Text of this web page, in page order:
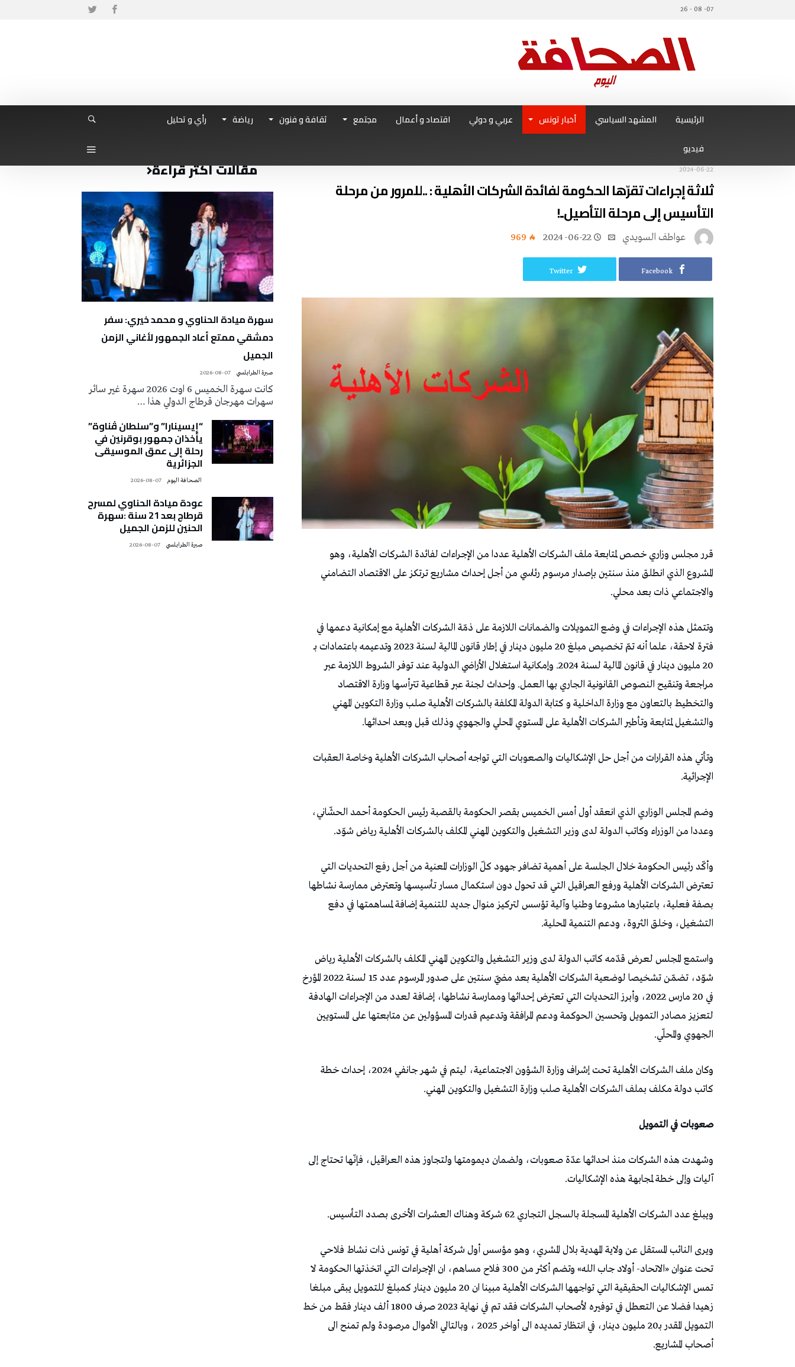
07- 08 - 26
الرئيسية المشهد السياسي أخبار تونس عربي و دولي اقتصاد و أعمال مجتمع ثقافة و فنون رياضة
رأي و تحليل
فيديو
2024-06-22
ثلاثة إجراءات تقرّها الحكومة لفائدة الشركات الأهلية : ..للمرور من مرحلة
التأسيس إلى مرحلة التأصيل..!
عواطف‭ ‬السويدي 2024-06-22
969
Facebook
Twitter
قرر مجلس وزاري خصص لمتابعة ملف الشركات الأهلية عددا من الإجراءات لفائدة الشركات الأهلية، وهو
المشروع الذي انطلق منذ سنتين بإصدار مرسوم رئاسي من أجل إحداث مشاريع ترتكز على الاقتصاد التضامني
والاجتماعي ذات بعد محلي.
وتتمثل هذه الإجراءات في وضع التمويلات والضمانات اللازمة على ذمّة الشركات الأهلية مع إمكانية دعمها في
فترة لاحقة، علما أنه تمّ تخصيص مبلغ 20 مليون دينار في إطار قانون المالية لسنة 2023 وتدعيمه باعتمادات بـ
20 مليون دينار في قانون المالية لسنة 2024. وإمكانية استغلال الأراضي الدولية عند توفر الشروط اللازمة عبر
مراجعة وتنقيح النصوص القانونية الجاري بها العمل. وإحداث لجنة عبر قطاعية تترأسها وزارة الاقتصاد
والتخطيط بالتعاون مع وزارة الداخلية و كتابة الدولة المكلفة بالشركات الأهلية صلب وزارة التكوين المهني
والتشغيل لمتابعة وتأطير الشركات الأهلية على المستوي المحلي والجهوي وذلك قبل وبعد احداثها.
وتأتي هذه القرارات من أجل حل الإشكاليات والصعوبات التي تواجه أصحاب الشركات الأهلية وخاصة العقبات
الإجرائية.
وضم المجلس الوزاري الذي انعقد أول أمس الخميس بقصر الحكومة بالقصبة رئيس الحكومة أحمد الحشّاني،
وعددا من الوزراء وكاتب الدولة لدى وزير التشغيل والتكوين المهني المكلف بالشركات الأهلية رياض شوّد.
وأكّد رئيس الحكومة خلال الجلسة على أهمية تضافر جهود كلّ الوزارات المعنية من أجل رفع التحديات التي
تعترض الشركات الأهلية ورفع العراقيل التي قد تحول دون استكمال مسار تأسيسها وتعترض ممارسة نشاطها
بصفة فعلية، باعتبارها مشروعا وطنيا وآلية تؤسس لتركيز منوال جديد للتنمية إضافة لمساهمتها في دفع
التشغيل، وخلق الثروة، ودعم التنمية المحلية.
واستمع المجلس لعرض قدّمه كاتب الدولة لدى وزير التشغيل والتكوين المهني المكلف بالشركات الأهلية رياض
شوّد، تضمّن تشخيصا لوضعية الشركات الأهلية بعد مضيّ سنتين على صدور المرسوم عدد 15 لسنة 2022 المؤرخ
في 20 مارس 2022، وأبرز التحديات التي تعترض إحداثها وممارسة نشاطها، إضافة لعدد من الإجراءات الهادفة
لتعزيز مصادر التمويل وتحسين الحوكمة ودعم المرافقة وتدعيم قدرات المسؤولين عن متابعتها على المستويين
الجهوي والمحلّي.
وكان ملف الشركات الأهلية تحت إشراف وزارة الشؤون الاجتماعية، ليتم في شهر جانفي 2024، إحداث خطة
كاتب دولة مكلف بملف الشركات الأهلية صلب وزارة التشغيل والتكوين المهني.
صعوبات في التمويل
وشهدت هذه الشركات منذ احداثها عدّة صعوبات، ولضمان ديمومتها ولتجاوز هذه العراقيل، فإنّها تحتاج إلى
آليات وإلى خطة لمجابهة هذه الإشكاليات.
ويبلغ عدد الشركات الأهلية المسجلة بالسجل التجاري 62 شركة وهناك العشرات الأخرى بصدد التأسيس.
ويرى النائب المستقل عن ولاية المهدية بلال المشري، وهو مؤسس أول شركة أهلية في تونس ذات نشاط فلاحي
تحت عنوان «الاتحاد- أولاد جاب الله» وتضم أكثر من 300 فلاح مساهم، ان الإجراءات التي اتخذتها الحكومة لا
تمس الإشكاليات الحقيقية التي تواجهها الشركات الأهلية مبينا ان 20 مليون دينار كمبلغ للتمويل يبقى مبلغا
زهيدا فضلا عن التعطل في توفيره لأصحاب الشركات فقد تم في نهاية 2023 صرف 1800 ألف دينار فقط من خط
التمويل المقدر بـ20 مليون دينار، في انتظار تمديده الى أواخر 2025 ، وبالتالي الأموال مرصودة ولم تمنح الى
أصحاب المشاريع.
مقالات أكثر قراءة
سهرة ميادة الحناوي و محمد خيري: سفر
دمشقي ممتع أعاد الجمهور لأغاني الزمن
الجميل
صبرة الطرابلسي 2026-08-07
كانت سهرة الخميس 6 اوت 2026 سهرة غير سائر
سهرات مهرجان قرطاج الدولي هذا …
“إيسينارا” و”سلطان ڤناوة”
يأخذان جمهور بوقرنين في
رحلة إلى عمق الموسيقى
الجزائرية
2026-08-07
عودة ميادة الحناوي لمسرح
قرطاج بعد 21 سنة :سهرة
الحنين للزمن الجميل
صبرة الطرابلسي 2026-08-07